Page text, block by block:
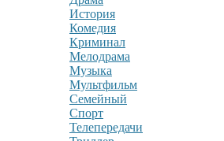
История
Комедия
Криминал
Мелодрама
Музыка
Мультфильм
Семейный
Спорт
Телепередачи